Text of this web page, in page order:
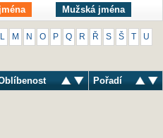
Mužská jména
M N O P Q R Ř S Š U
Pořadí